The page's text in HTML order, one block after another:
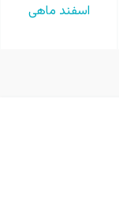
اسفند ماهی